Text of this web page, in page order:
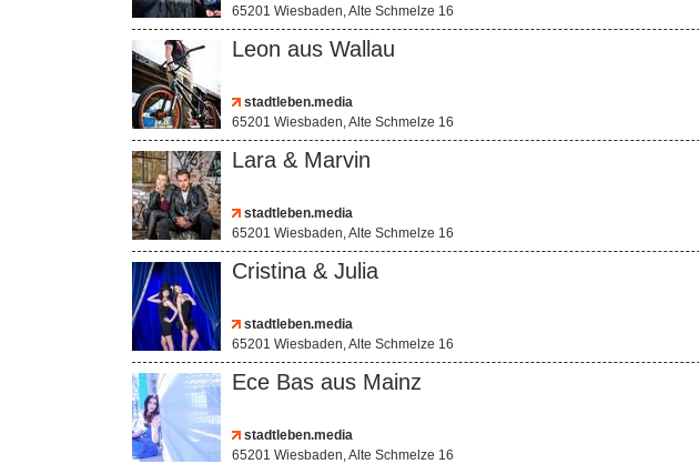
65201 Wiesbaden, Alte Schmelze 16
Leon aus Wallau
stadtleben.media
65201 Wiesbaden, Alte Schmelze 16
Lara & Marvin
stadtleben.media
65201 Wiesbaden, Alte Schmelze 16
Cristina & Julia
stadtleben.media
65201 Wiesbaden, Alte Schmelze 16
Ece Bas aus Mainz
stadtleben.media
65201 Wiesbaden, Alte Schmelze 16